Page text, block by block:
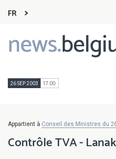
FR
news.
Main
navigation
26 SEP 2003 17:00
Appartient à Conseil des Ministres du
Contrôle TVA -